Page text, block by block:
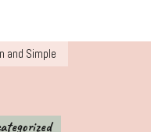
and Simple